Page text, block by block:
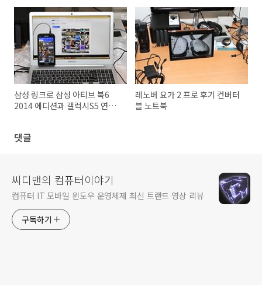
삼성 링크로 삼성 아티브 북6
2014 에디션과 갤럭시S5 연결
레노버 요가 2 프로 후기 컨버터
블 노트북
댓글
씨디맨의 컴퓨터이야기
컴퓨터 IT 모바일 윈도우 운영체제 최신 트랜드 영상 리뷰
구독하기